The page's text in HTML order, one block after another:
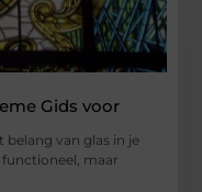
Gids voor
belang van glas in je
maar